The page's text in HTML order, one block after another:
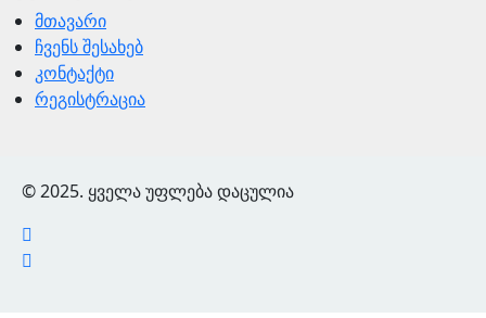
მთავარი
ჩვენს შესახებ
კონტაქტი
რეგისტრაცია
© 2025. ყველა უფლება დაცულია